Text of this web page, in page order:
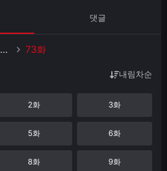
댓글
냉장고를 부탁해 since 2014 73화
내림차순
2화 3화
5화 6화
8화 9화